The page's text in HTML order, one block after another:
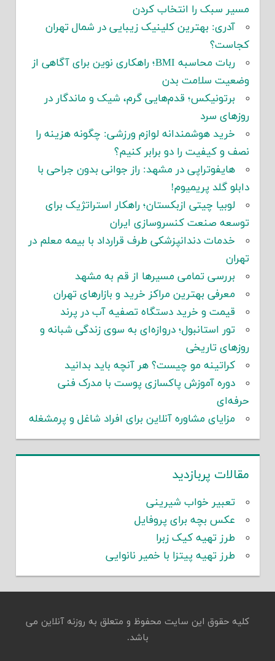
مسیر سبک را انتخاب کردن
آدری: بهترین کلینیک زیبایی در شمال تهران
کجاست؟
ربات محاسبه BMI؛ راهکاری نوین برای آگاهی از
وضعیت سلامت بدن
برتونیکس؛ قدم‌هایی گرم، شیک و ماندگار در
روزهای سرد
خرید هوشمندانه لوازم ورزشی: چگونه هزینه را
نصف و کیفیت را دو برابر کنیم؟
هایفوتراپی در مشهد: راز جوانی بدون جراحی با
دابلو گلد پریمیوم!
لوبیا چیتی ازبکستان؛ راهکار استراتژیک برای
توسعه صنعت کنسروسازی ایران
خدمات دندانپزشکی طرف قرارداد با بیمه معلم در
تهران
بررسی تمامی مسیرها از قم به مشهد
معرفی بهترین مراکز خرید و بازارهای تهران
قیمت و خرید دستگاه تصفیه آب در پرند
تور استانبول؛ دروازه‌ای به سوی زندگی شبانه و
روزهای تاریخی
کراتینه مو چیست؟ هر آنچه باید بدانید
دوره آموزش پاکسازی پوست با مدرک فنی
حرفه‌ای
مزایای مشاوره آنلاین برای افراد شاغل و پرمشغله
مقالات پربازدید
تعبیر خواب شیرینی
عکس بچه برای پروفایل
طرز تهیه کیک زبرا
طرز تهیه پیتزا با خمیر نانوایی
کلیه حقوق این سایت محفوظ و متعلق به روزنه آنلاین می
باشد.